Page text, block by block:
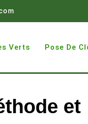
Verts Pose De
et